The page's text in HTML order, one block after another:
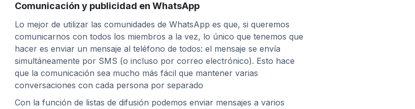
Comunicación y publicidad en WhatsApp
Lo mejor de utilizar las comunidades de WhatsApp es que, si queremos
comunicarnos con todos los miembros a la vez, lo único que tenemos que
hacer es enviar un mensaje al teléfono de todos: el mensaje se envía
simultáneamente por SMS (o incluso por correo electrónico). Esto hace
que la comunicación sea mucho más fácil que mantener varias
conversaciones con cada persona por separado
Con la función de listas de difusión podemos enviar mensajes a varios